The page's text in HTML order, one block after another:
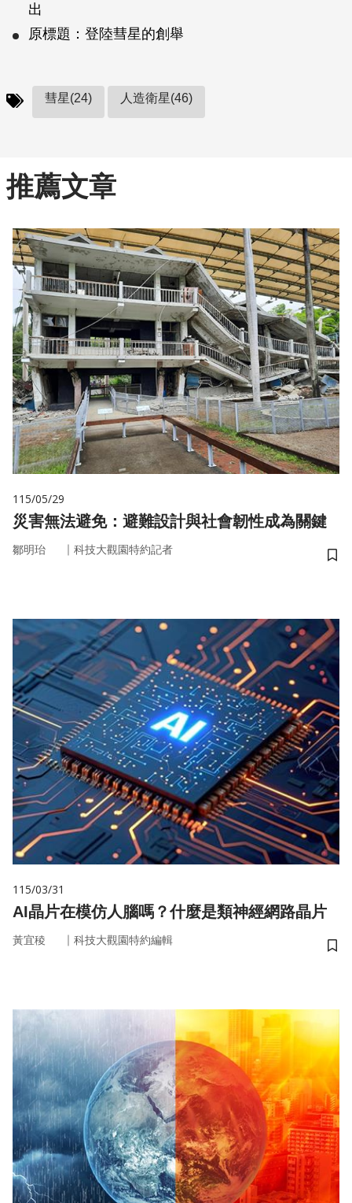
出
原標題：登陸彗星的創舉
彗星(24) 人造衛星(46)
推薦文章
115/05/29
災害無法避免：避難設計與社會韌性成為關鍵
鄒明珆 ｜ 科技大觀園特約記者
儲
115/03/31
AI晶片在模仿人腦嗎？什麼是類神經網路晶片
黃宜稜 ｜ 科技大觀園特約編輯
儲